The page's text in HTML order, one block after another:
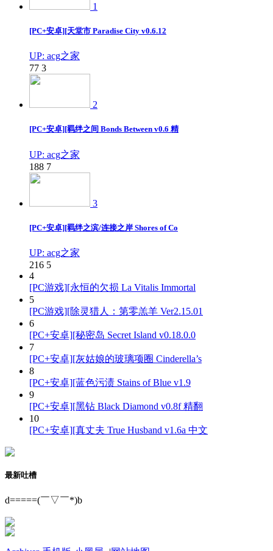
1
[PC+安卓][天堂市 Paradise City v0.6.12
UP: acg之家
77 3
2
[PC+安卓][羁绊之间 Bonds Between v0.6 精
UP: acg之家
188 7
3
[PC+安卓][羁绊之滨/连接之岸 Shores of Co
UP: acg之家
216 5
4
[PC游戏][永恒的欠损 La Vitalis Immortal
5
[PC游戏][除灵猎人：第零羔羊 Ver2.15.01
6
[PC+安卓][秘密岛 Secret Island v0.18.0.0
7
[PC+安卓][灰姑娘的玻璃项圈 Cinderella’s
8
[PC+安卓][蓝色污渍 Stains of Blue v1.9
9
[PC+安卓][黑钻 Black Diamond v0.8f 精翻
10
[PC+安卓][真丈夫 True Husband v1.6a 中文
最新吐槽
d=====(￣▽￣*)b